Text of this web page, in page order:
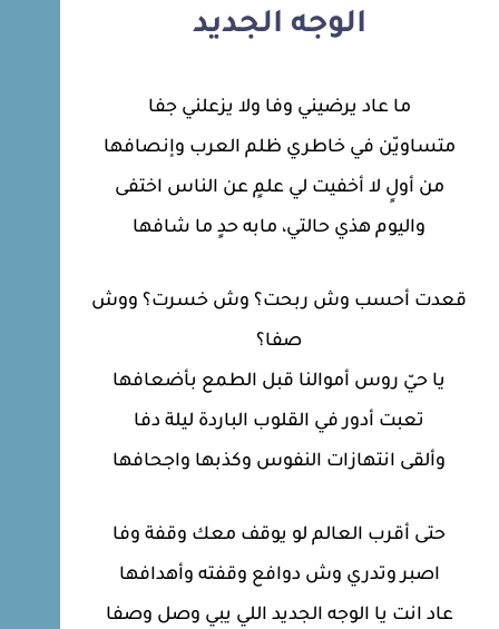
الوجه الجديد
ما عاد يرضيني وفا ولا يزعلني جفا
متساويّن في خاطري ظلم العرب وإنصافها
من أولٍ لا أخفيت لي علمٍ عن الناس اختفى
واليوم هذي حالتي، مابه حدٍ ما شافها
قعدت أحسب وش ربحت؟ وش خسرت؟ ووش
صفا؟
يا حيّ روس أموالنا قبل الطمع بأضعافها
تعبت أدور في القلوب الباردة ليلة دفا
وألقى انتهازات النفوس وكذبها واجحافها
حتى أقرب العالم لو يوقف معك وقفة وفا
اصبر وتدري وش دوافع وقفته وأهدافها
عاد انت يا الوجه الجديد اللي يبي وصل وصفا